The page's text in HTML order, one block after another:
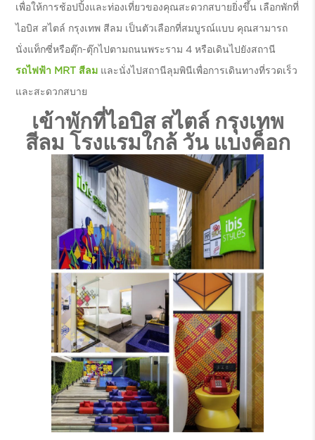
เพื่อให้การช้อปปิ้งและท่องเที่ยวของคุณสะดวกสบายยิ่งขึ้น เลือกพักที่
ไอบิส สไตล์ กรุงเทพ สีลม เป็นตัวเลือกที่สมบูรณ์แบบ คุณสามารถ
นั่งแท็กซี่หรือตุ๊ก-ตุ๊กไปตามถนนพระราม 4 หรือเดินไปยังสถานี
รถไฟฟ้า MRT สีลม และนั่งไปสถานีลุมพินีเพื่อการเดินทางที่รวดเร็ว
และสะดวกสบาย
เข้าพักที่ไอบิส สไตล์ กรุงเทพ
สีลม โรงแรมใกล้ วัน แบงค็อก